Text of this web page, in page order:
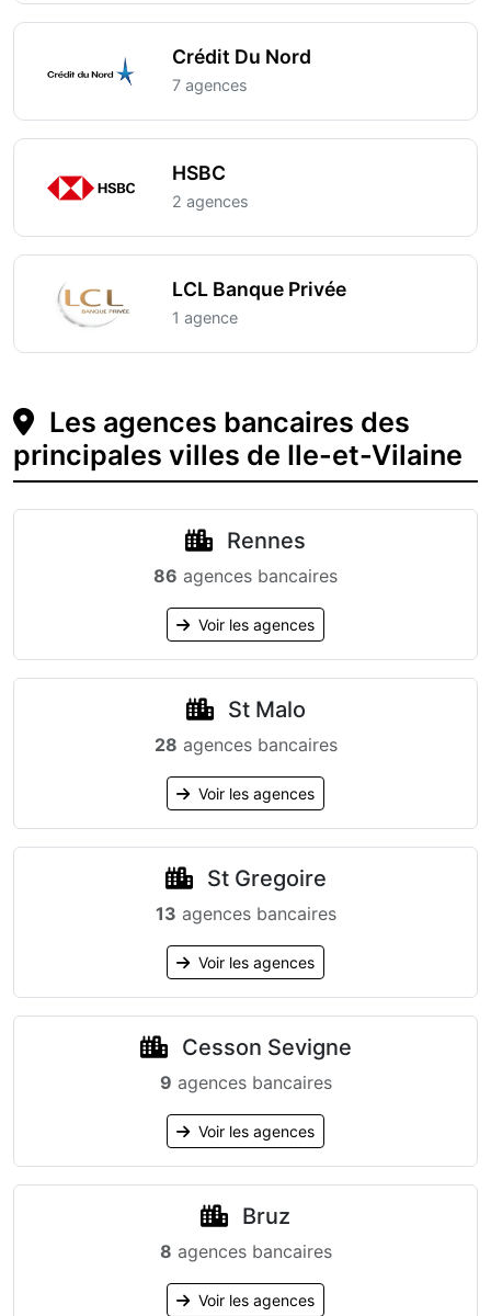
Crédit Du Nord
7 agences
HSBC
2 agences
LCL Banque Privée
1 agence
Les agences bancaires des
principales villes de Ile-et-Vilaine
Rennes
86 agences bancaires
Voir les agences
St Malo
28 agences bancaires
Voir les agences
St Gregoire
13 agences bancaires
Voir les agences
Cesson Sevigne
9 agences bancaires
Voir les agences
Bruz
8 agences bancaires
Voir les agences